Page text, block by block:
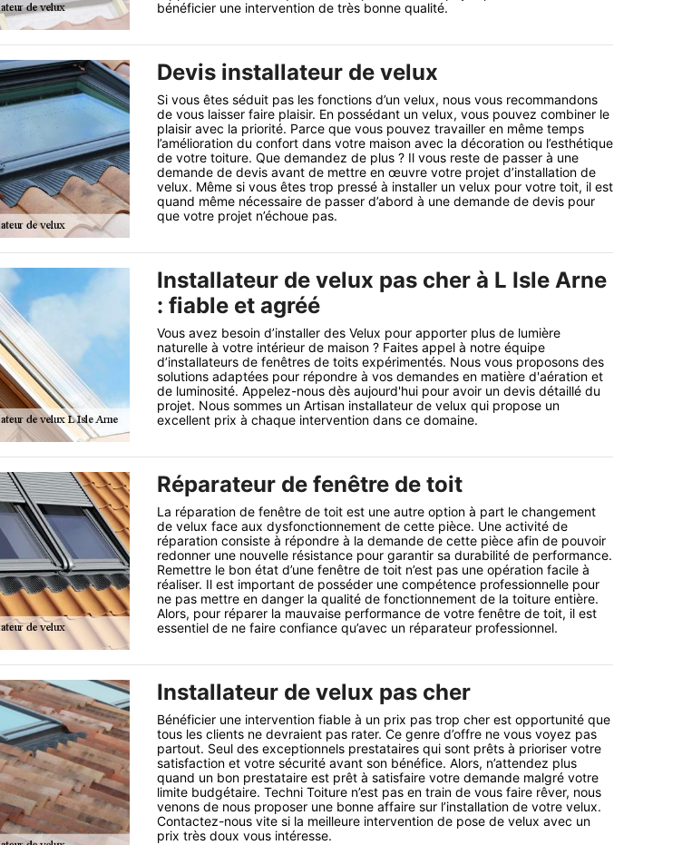
bénéficier une intervention de très bonne qualité.
Devis installateur de velux
Si vous êtes séduit pas les fonctions d’un velux, nous vous recommandons
de vous laisser faire plaisir. En possédant un velux, vous pouvez combiner le
plaisir avec la priorité. Parce que vous pouvez travailler en même temps
l’amélioration du confort dans votre maison avec la décoration ou l’esthétique
de votre toiture. Que demandez de plus ? Il vous reste de passer à une
demande de devis avant de mettre en œuvre votre projet d’installation de
velux. Même si vous êtes trop pressé à installer un velux pour votre toit, il est
quand même nécessaire de passer d’abord à une demande de devis pour
que votre projet n’échoue pas.
Installateur de velux pas cher à L Isle Arne
: fiable et agréé
Vous avez besoin d’installer des Velux pour apporter plus de lumière
naturelle à votre intérieur de maison ? Faites appel à notre équipe
d’installateurs de fenêtres de toits expérimentés. Nous vous proposons des
solutions adaptées pour répondre à vos demandes en matière d'aération et
de luminosité. Appelez-nous dès aujourd'hui pour avoir un devis détaillé du
projet. Nous sommes un Artisan installateur de velux qui propose un
excellent prix à chaque intervention dans ce domaine.
Réparateur de fenêtre de toit
La réparation de fenêtre de toit est une autre option à part le changement
de velux face aux dysfonctionnement de cette pièce. Une activité de
réparation consiste à répondre à la demande de cette pièce afin de pouvoir
redonner une nouvelle résistance pour garantir sa durabilité de performance.
Remettre le bon état d’une fenêtre de toit n’est pas une opération facile à
réaliser. Il est important de posséder une compétence professionnelle pour
ne pas mettre en danger la qualité de fonctionnement de la toiture entière.
Alors, pour réparer la mauvaise performance de votre fenêtre de toit, il est
essentiel de ne faire confiance qu’avec un réparateur professionnel.
Installateur de velux pas cher
Bénéficier une intervention fiable à un prix pas trop cher est opportunité que
tous les clients ne devraient pas rater. Ce genre d’offre ne vous voyez pas
partout. Seul des exceptionnels prestataires qui sont prêts à prioriser votre
satisfaction et votre sécurité avant son bénéfice. Alors, n’attendez plus
quand un bon prestataire est prêt à satisfaire votre demande malgré votre
limite budgétaire. Techni Toiture n’est pas en train de vous faire rêver, nous
venons de nous proposer une bonne affaire sur l’installation de votre velux.
Contactez-nous vite si la meilleure intervention de pose de velux avec un
prix très doux vous intéresse.